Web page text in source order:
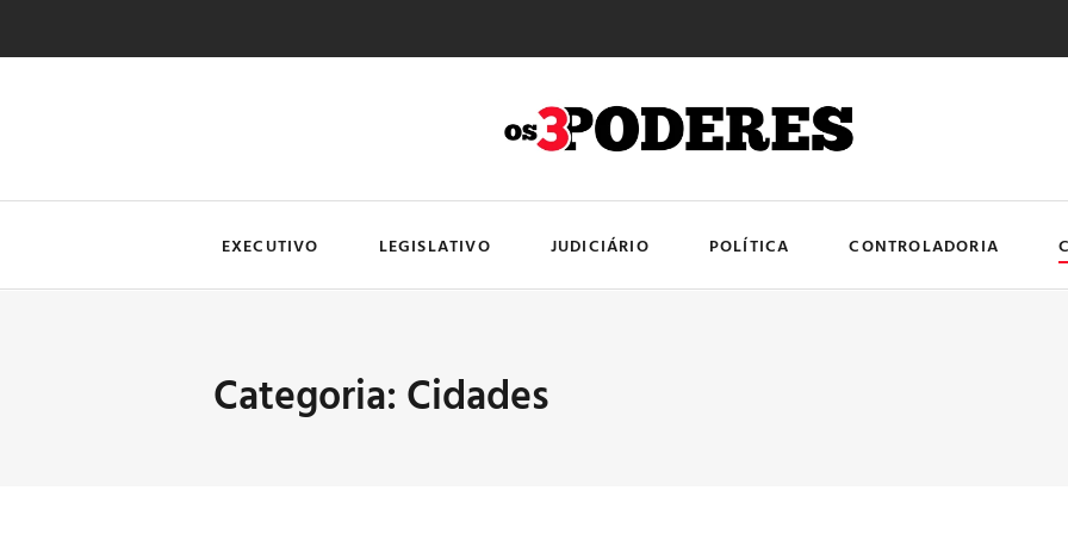
EXECUTIVO LEGISLATIVO JUDICIÁRIO POLÍTICA CONTROLADORIA
Categoria: Cidades